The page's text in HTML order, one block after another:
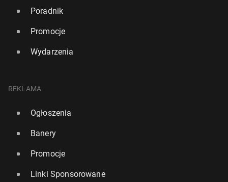
Poradnik
Promocje
Wydarzenia
REKLAMA
Ogłoszenia
Banery
Promocje
Linki Sponsorowane